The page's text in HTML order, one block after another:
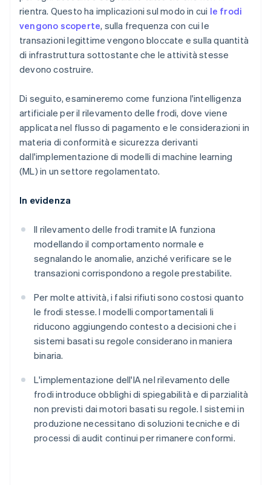
rientra. Questo ha implicazioni sul modo in cui le frodi
vengono scoperte, sulla frequenza con cui le
transazioni legittime vengono bloccate e sulla quantità
di infrastruttura sottostante che le attività stesse
devono costruire.
Di seguito, esamineremo come funziona l'intelligenza
artificiale per il rilevamento delle frodi, dove viene
applicata nel flusso di pagamento e le considerazioni in
materia di conformità e sicurezza derivanti
dall'implementazione di modelli di machine learning
(ML) in un settore regolamentato.
In evidenza
Il rilevamento delle frodi tramite IA funziona
modellando il comportamento normale e
segnalando le anomalie, anziché verificare se le
transazioni corrispondono a regole prestabilite.
Per molte attività, i falsi rifiuti sono costosi quanto
le frodi stesse. I modelli comportamentali li
riducono aggiungendo contesto a decisioni che i
sistemi basati su regole considerano in maniera
binaria.
L'implementazione dell'IA nel rilevamento delle
frodi introduce obblighi di spiegabilità e di parzialità
non previsti dai motori basati su regole. I sistemi in
produzione necessitano di soluzioni tecniche e di
processi di audit continui per rimanere conformi.